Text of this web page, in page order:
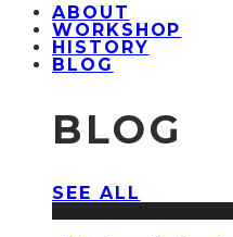
ABOUT
WORKSHOP
HISTORY
BLOG
BLOG
SEE ALL